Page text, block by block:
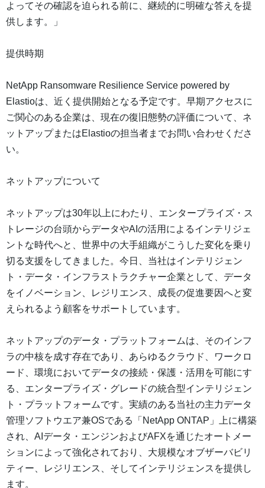
よってその確認を迫られる前に、継続的に明確な答えを提
供します。」
提供時期
NetApp Ransomware Resilience Service powered by
Elastioは、近く提供開始となる予定です。早期アクセスに
ご関心のある企業は、現在の復旧態勢の評価について、ネ
ットアップまたはElastioの担当者までお問い合わせくださ
い。
ネットアップについて
ネットアップは30年以上にわたり、エンタープライズ・ス
トレージの台頭からデータやAIの活用によるインテリジェ
ントな時代へと、世界中の大手組織がこうした変化を乗り
切る支援をしてきました。今日、当社はインテリジェン
ト・データ・インフラストラクチャー企業として、データ
をイノベーション、レジリエンス、成長の促進要因へと変
えられるよう顧客をサポートしています。
ネットアップのデータ・プラットフォームは、そのインフ
ラの中核を成す存在であり、あらゆるクラウド、ワークロ
ード、環境においてデータの接続・保護・活用を可能にす
る、エンタープライズ・グレードの統合型インテリジェン
ト・プラットフォームです。実績のある当社の主力データ
管理ソフトウエア兼OSである「NetApp ONTAP」上に構築
され、AIデータ・エンジンおよびAFXを通じたオートメー
ションによって強化されており、大規模なオブザーバビリ
ティー、レジリエンス、そしてインテリジェンスを提供し
ます。